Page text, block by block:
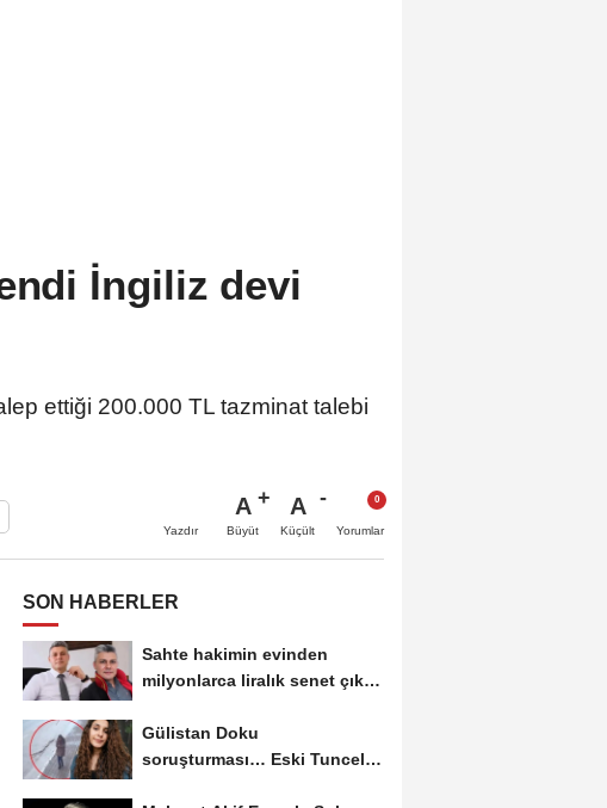
İngiliz devi
ettiği 200.000 TL tazminat talebi
Yazdır
A
Büyüt
A
Küçült Yorumlar
SON HABERLER
Sahte hakimin evinden
milyonlarca liralık senet çıktı:
Gülistan Doku
soruşturması… Eski Tunceli